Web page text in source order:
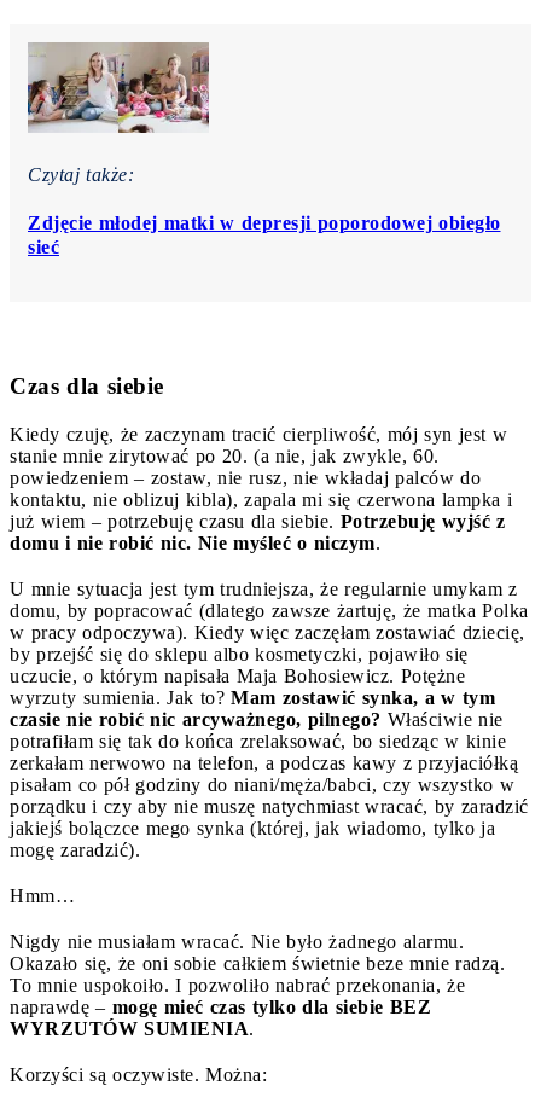
Czytaj także:
Zdjęcie młodej matki w depresji poporodowej obiegło
sieć
Czas dla siebie
Kiedy czuję, że zaczynam tracić cierpliwość, mój syn jest w
stanie mnie zirytować po 20. (a nie, jak zwykle, 60.
powiedzeniem – zostaw, nie rusz, nie wkładaj palców do
kontaktu, nie oblizuj kibla), zapala mi się czerwona lampka i
już wiem – potrzebuję czasu dla siebie. Potrzebuję wyjść z
domu i nie robić nic. Nie myśleć o niczym.
U mnie sytuacja jest tym trudniejsza, że regularnie umykam z
domu, by popracować (dlatego zawsze żartuję, że matka Polka
w pracy odpoczywa). Kiedy więc zaczęłam zostawiać dziecię,
by przejść się do sklepu albo kosmetyczki, pojawiło się
uczucie, o którym napisała Maja Bohosiewicz. Potężne
wyrzuty sumienia. Jak to? Mam zostawić synka, a w tym
czasie nie robić nic arcyważnego, pilnego? Właściwie nie
potrafiłam się tak do końca zrelaksować, bo siedząc w kinie
zerkałam nerwowo na telefon, a podczas kawy z przyjaciółką
pisałam co pół godziny do niani/męża/babci, czy wszystko w
porządku i czy aby nie muszę natychmiast wracać, by zaradzić
jakiejś bolączce mego synka (której, jak wiadomo, tylko ja
mogę zaradzić).
Hmm…
Nigdy nie musiałam wracać. Nie było żadnego alarmu.
Okazało się, że oni sobie całkiem świetnie beze mnie radzą.
To mnie uspokoiło. I pozwoliło nabrać przekonania, że
naprawdę – mogę mieć czas tylko dla siebie BEZ
WYRZUTÓW SUMIENIA.
Korzyści są oczywiste. Można: